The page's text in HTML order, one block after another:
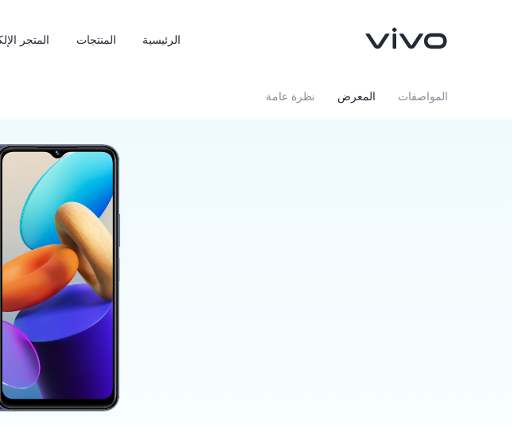
الرئيسية المنتجات المتجر
نظرة عامة المعرض المواصفات